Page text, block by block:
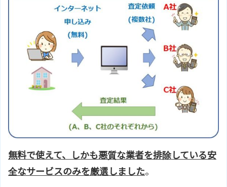
無料で使えて、しかも悪質な業者を排除している安
全なサービスのみを厳選しました。